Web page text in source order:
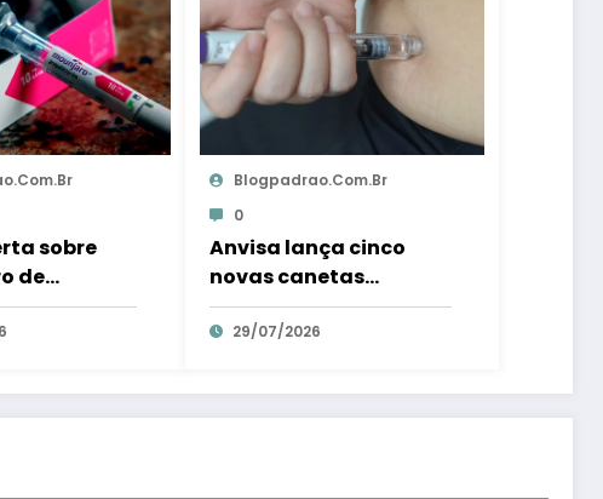
sobre
de
ordena
imediata
Blogpadrao.com.br
0
Anvisa lança cinco
novas canetas
emagrecedoras no
Brasil; confira o que
29/07/2026